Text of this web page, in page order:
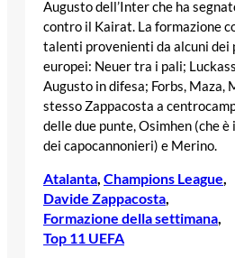
Augusto dell’Inter che ha
contro il Kairat. La formazione
talenti provenienti da alcuni dei
europei: Neuer tra i pali;
Augusto in difesa; Forbs, Maza,
stesso Zappacosta a
delle due punte, Osimhen (che
dei capocannonieri) e Merino.
Atalanta, Champions League
Davide Zappacosta
Formazione della settimana
Top 11 UEFA